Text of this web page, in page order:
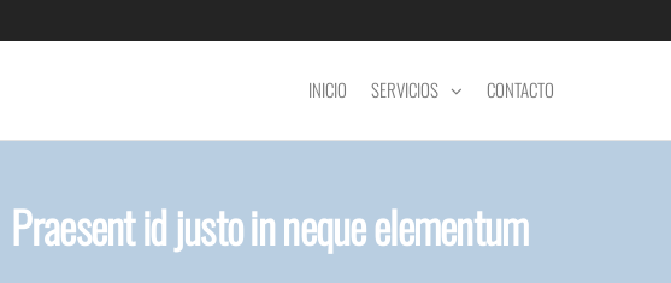
INICIO SERVICIOS CONTACTO
Praesent id justo in neque elementum